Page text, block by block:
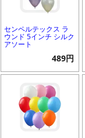
センペルテックス ラ
ウンド 5インチ シルク
アソート
489円